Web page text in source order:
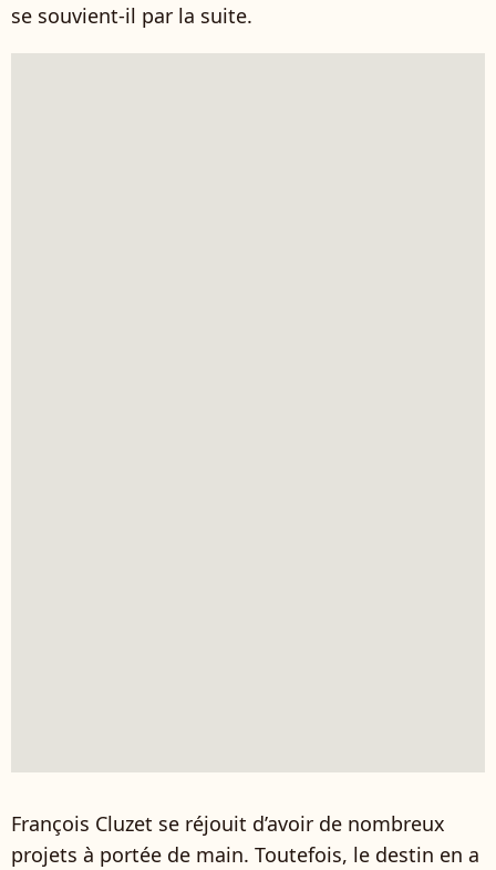
se souvient-il par la suite.
François Cluzet se réjouit d’avoir de nombreux
projets à portée de main. Toutefois, le destin en a